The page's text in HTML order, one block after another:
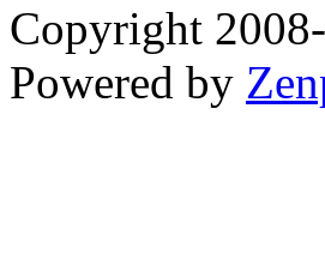
Copyright
Powered by